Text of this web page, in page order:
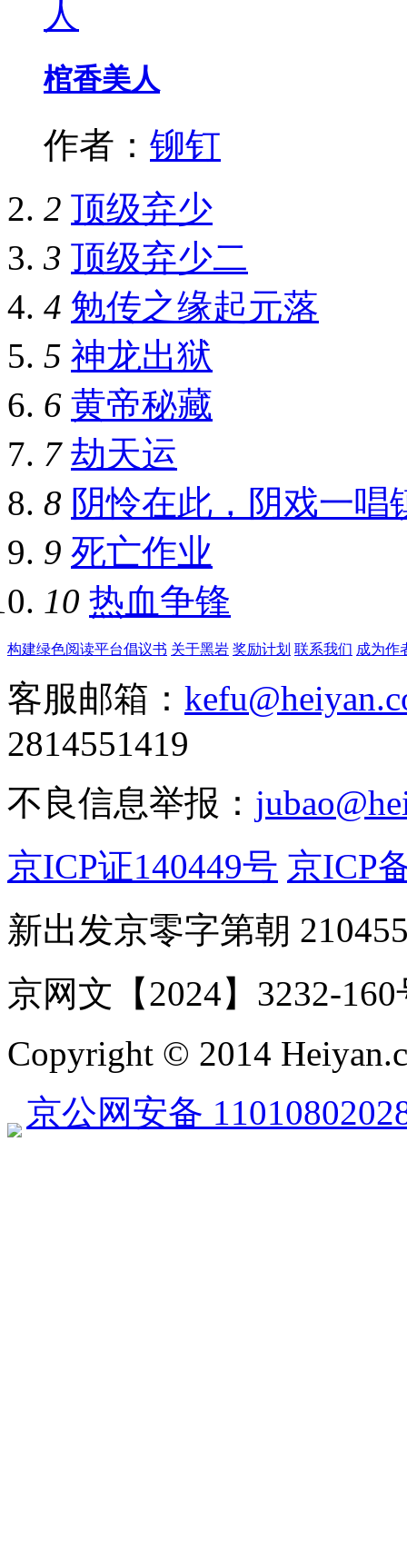
棺香美人
作者： 铆钉
2 顶级弃少
3 顶级弃少二
4 勉传之缘起元落
5 神龙出狱
6 黄帝秘藏
7 劫天运
8 阴怜在此，阴戏一唱
9 死亡作业
10 热血争锋
构建绿色阅读平台倡议书 关于黑岩 奖励计划 联系我们 成为作
客服邮箱：
2814551419
不良信息举报：
京ICP证140449号 京ICP
新出发京零字第朝
京网文【2024】3232-160
Copyright © 2014
京公网安备